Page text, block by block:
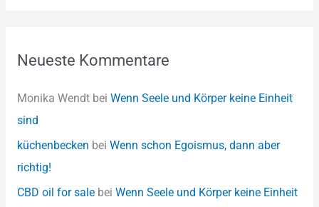
Neueste Kommentare
Monika Wendtbei Wenn Seele und Körper keine Einheit
sind
küchenbecken bei Wenn schon Egoismus, dann aber
richtig!
CBD oil for salebei Wenn Seele und Körper keine Einheit